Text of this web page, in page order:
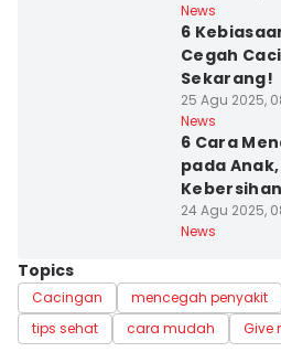
News
6
Cegah
Sekarang!
25 Agu 2025,
News
6 Cara
pada
24 Agu 2025,
News
Topics
Cacingan mencegah penyakit
tips sehat
cara mudah Give